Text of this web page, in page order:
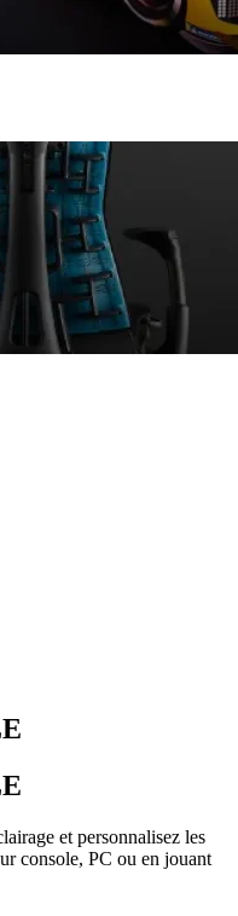
et personnalisez les
console, PC ou en jouant